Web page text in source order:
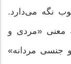
نگه می‌دارد.
معنی «مردی و
جنسی مردانه»